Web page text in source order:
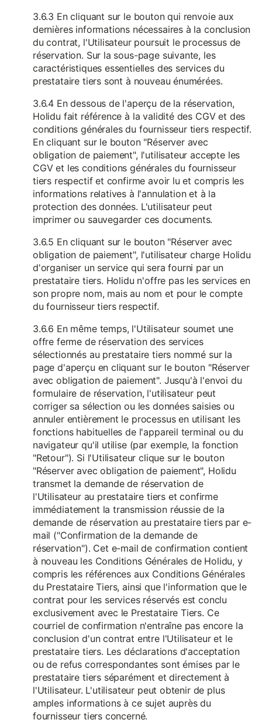
3.6.3 En cliquant sur le bouton qui renvoie aux
dernières informations nécessaires à la conclusion
du contrat, l'Utilisateur poursuit le processus de
réservation. Sur la sous-page suivante, les
caractéristiques essentielles des services du
prestataire tiers sont à nouveau énumérées.
3.6.4 En dessous de l'aperçu de la réservation,
Holidu fait référence à la validité des CGV et des
conditions générales du fournisseur tiers respectif.
En cliquant sur le bouton "Réserver avec
obligation de paiement", l'utilisateur accepte les
CGV et les conditions générales du fournisseur
tiers respectif et confirme avoir lu et compris les
informations relatives à l'annulation et à la
protection des données. L'utilisateur peut
imprimer ou sauvegarder ces documents.
3.6.5 En cliquant sur le bouton "Réserver avec
obligation de paiement", l'utilisateur charge Holidu
d'organiser un service qui sera fourni par un
prestataire tiers. Holidu n'offre pas les services en
son propre nom, mais au nom et pour le compte
du fournisseur tiers respectif.
3.6.6 En même temps, l'Utilisateur soumet une
offre ferme de réservation des services
sélectionnés au prestataire tiers nommé sur la
page d'aperçu en cliquant sur le bouton "Réserver
avec obligation de paiement". Jusqu'à l'envoi du
formulaire de réservation, l'utilisateur peut
corriger sa sélection ou les données saisies ou
annuler entièrement le processus en utilisant les
fonctions habituelles de l'appareil terminal ou du
navigateur qu'il utilise (par exemple, la fonction
"Retour"). Si l'Utilisateur clique sur le bouton
"Réserver avec obligation de paiement", Holidu
transmet la demande de réservation de
l'Utilisateur au prestataire tiers et confirme
immédiatement la transmission réussie de la
demande de réservation au prestataire tiers par e-
mail ("Confirmation de la demande de
réservation"). Cet e-mail de confirmation contient
à nouveau les Conditions Générales de Holidu, y
compris les références aux Conditions Générales
du Prestataire Tiers, ainsi que l'information que le
contrat pour les services réservés est conclu
exclusivement avec le Prestataire Tiers. Ce
courriel de confirmation n'entraîne pas encore la
conclusion d'un contrat entre l'Utilisateur et le
prestataire tiers. Les déclarations d'acceptation
ou de refus correspondantes sont émises par le
prestataire tiers séparément et directement à
l'Utilisateur. L'utilisateur peut obtenir de plus
amples informations à ce sujet auprès du
fournisseur tiers concerné.